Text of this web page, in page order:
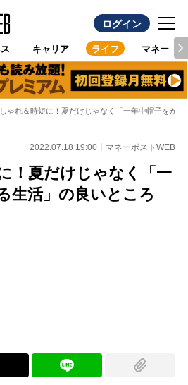
ログイン
キャリア ライフ マネー
ゃれ＆時短に！夏だけじゃなく「一年中帽子をか
2022.07.18 19:00 マネーポストWEB
！夏だけじゃなく「一
生活」の良いところ